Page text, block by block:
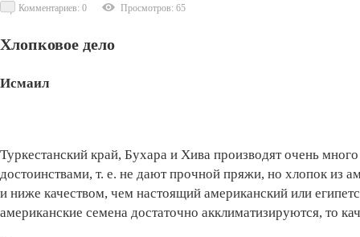
Комментариев: 0 Просмотров: 65
Хлопковое дело
Исмаил
Туркестанский край, Бухара и Хива производят очень
достоинствами, т. е. не дают прочной пряжи, но хлопок из
и ниже качеством, чем настоящий американский или
американские семена достаточно акклиматизируются, то